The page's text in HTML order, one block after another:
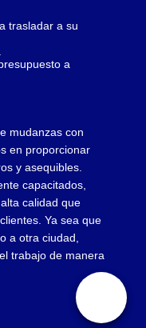
trasladar a su
a
mudanzas con
en proporcionar
y asequibles.
capacitados,
calidad que
Ya sea que
a otra ciudad,
trabajo de manera